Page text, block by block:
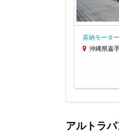
喜納モータ
沖縄県嘉
1
アルトラ